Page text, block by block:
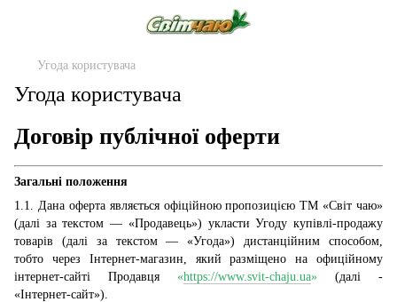
Угода користувача
Угода користувача
Договір публічної оферти
Загальні положення
1.1. Дана оферта являється офіційною пропозицією ТМ «Світ чаю»
(далі за текстом — «Продавець») укласти Угоду купівлі-продажу
товарів (далі за текстом — «Угода») дистанційним способом,
тобто через Інтернет-магазин, який разміщено на офиційному
інтернет-сайті Продавця «https://www.svit-chaju.ua» (далі -
«Інтернет-сайт»).